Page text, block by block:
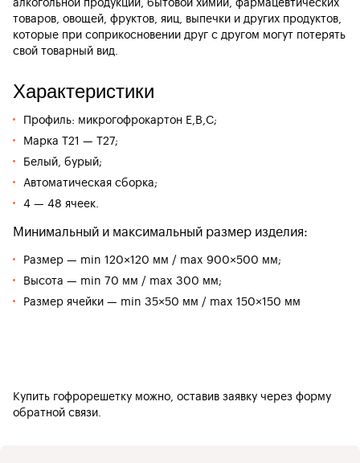
товаров, овощей, фруктов, яиц, выпечки и других продуктов,
которые при соприкосновении друг с другом могут потерять
свой товарный вид.
Характеристики
Профиль: микрогофрокартон E,В,C;
Марка Т21 — Т27;
Белый, бурый;
Автоматическая сборка;
4 — 48 ячеек.
Минимальный и максимальный размер изделия:
Размер — min 120×120 мм / max 900×500 мм;
Высота — min 70 мм / max 300 мм;
Размер ячейки — min 35×50 мм / max 150×150 мм
Купить гофрорешетку можно, оставив заявку через форму
обратной связи.